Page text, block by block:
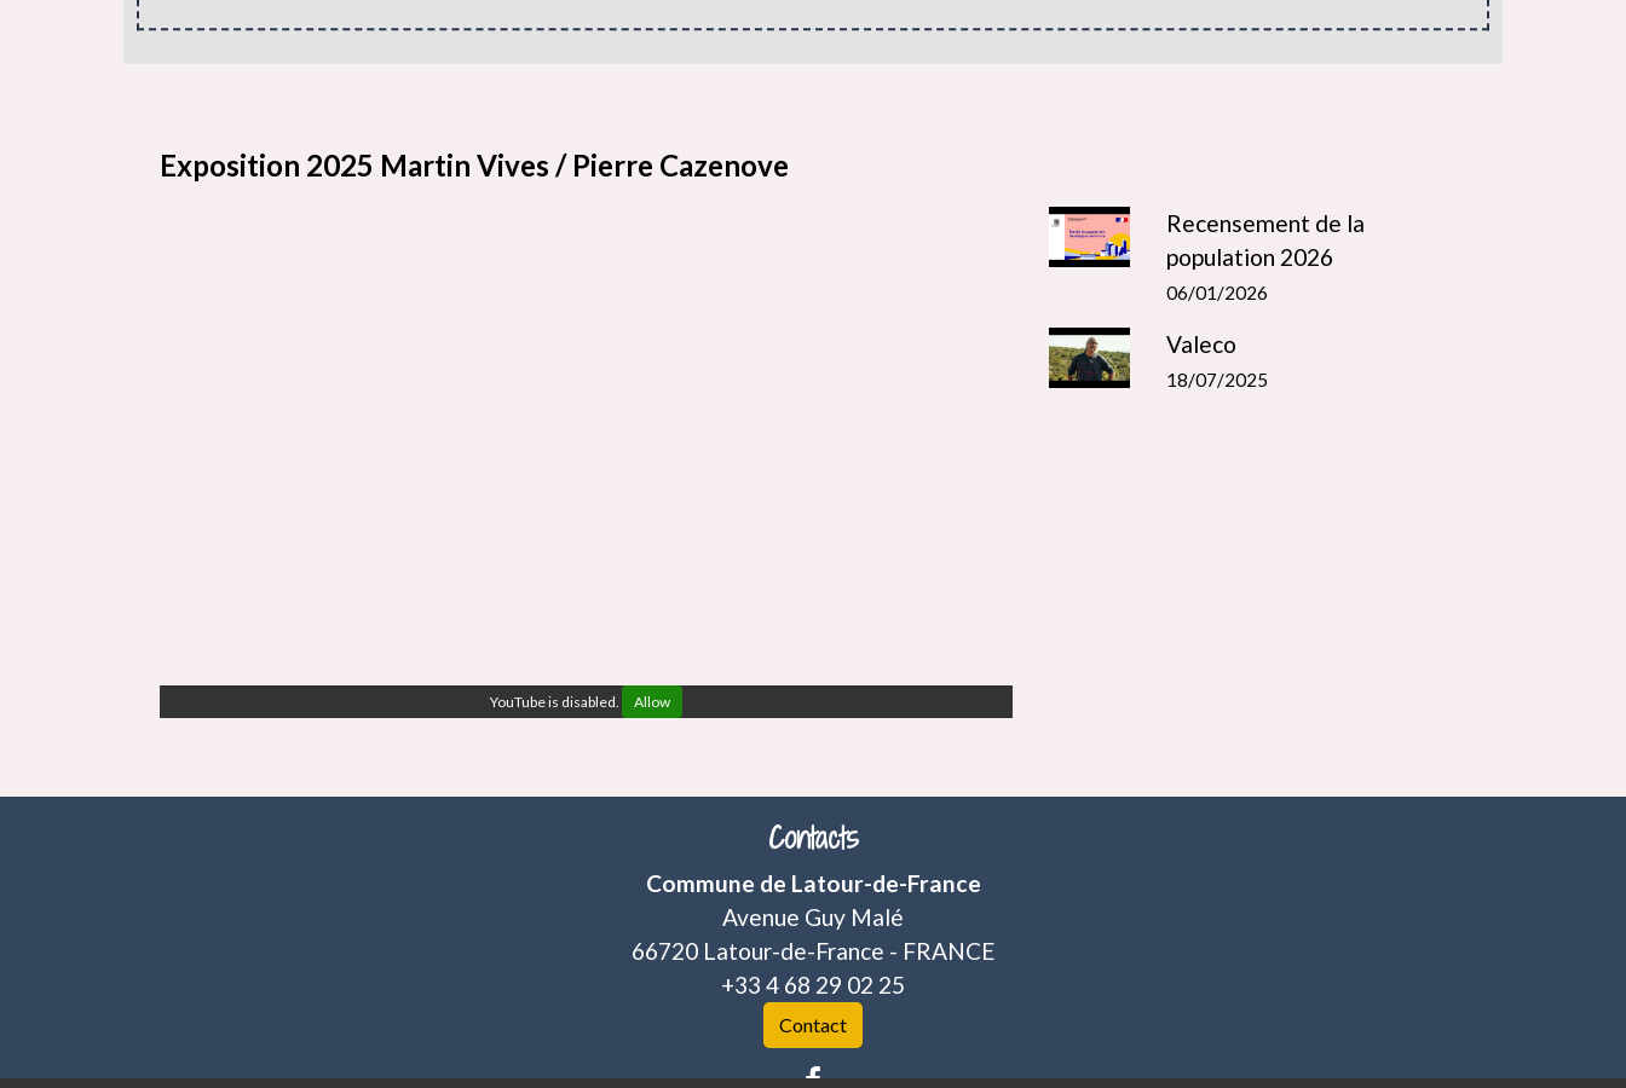
Exposition 2025 Martin Vives / Pierre Cazenove
YouTube is disabled. Allow
Recensement de la
population 2026
06/01/2026
Valeco
18/07/2025
Contacts
Commune de Latour-de-France
Avenue Guy Malé
66720 Latour-de-France - FRANCE
+33 4 68 29 02 25
Contact